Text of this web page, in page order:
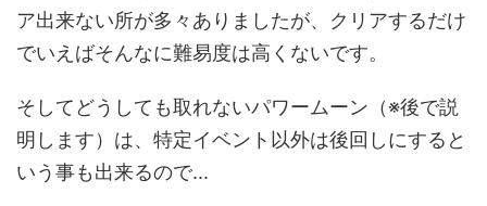
ア出来ない所が多々ありましたが、クリアするだけ
でいえばそんなに難易度は高くないです。
そしてどうしても取れないパワームーン（※後で説
明します）は、特定イベント以外は後回しにすると
いう事も出来るので...